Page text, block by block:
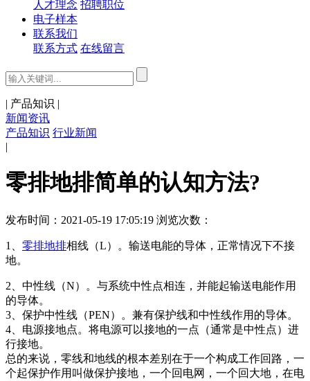
人才理念 招聘职位
电子样本
联系我们
联系方式 在线留言
| 产品知识 |
新闻资讯
产品知识 行业新闻
|
零排地排简单的认知方法?
发布时间：2021-05-19 17:05:19 浏览次数：
1、 零排地排相线（L）。输送电能的导体，正常情况下不接
地。
2、中性线（N）。与系统中性点相连，并能起输送电能作用
的导体。
3、保护中性线（PEN）。兼有保护线和中性线作用的导体。
4、电源接地点。将电源可以接地的一点（通常是中性点）进
行接地。
总的来说，零线和地线的根本差别在于一个构成工作回路，一
个起保护作用叫做保护接地，一个回电网，一个回大地，在电